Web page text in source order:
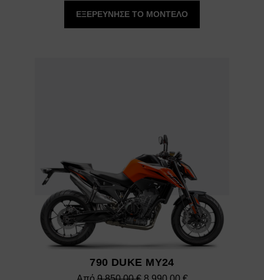
ΕΞΕΡΕΥΝΗΣΕ ΤΟ ΜΟΝΤΕΛΟ
790 DUKE MY24
Original
Η